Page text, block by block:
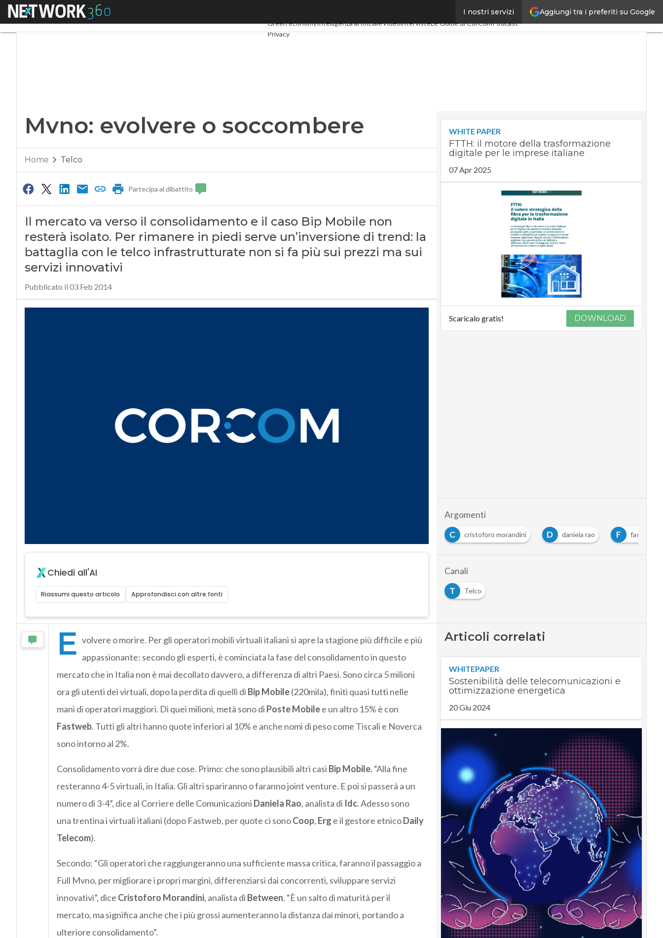
Aggiungi tra i preferiti su Google
I nostri servizi
Menu
PA Digitale
Green economyIntelligenza artificialeVideointervisteLe Guide di CorComPodcast
Privacy
Mvno: evolvere o soccombere
Home Telco
Partecipa al dibattito
Il mercato va verso il consolidamento e il caso Bip Mobile non
resterà isolato. Per rimanere in piedi serve un’inversione di trend: la
battaglia con le telco infrastrutturate non si fa più sui prezzi ma sui
servizi innovativi
Pubblicato il 03 Feb 2014
Chiedi all'AI
Riassumi questo articolo Approfondisci con altre fonti
E volvere o morire. Per gli operatori mobili virtuali italiani si apre la stagione più difficile e più
appassionante: secondo gli esperti, è cominciata la fase del consolidamento in questo
mercato che in Italia non è mai decollato davvero, a differenza di altri Paesi. Sono circa 5 milioni
ora gli utenti dei virtuali, dopo la perdita di quelli di Bip Mobile(220mila), finiti quasi tutti nelle
mani di operatori maggiori. Di quei milioni, metà sono di Poste Mobilee un altro 15% è con
Fastweb. Tutti gli altri hanno quote inferiori al 10% e anche nomi di peso come Tiscali e Noverca
sono intorno al 2%.
Consolidamento vorrà dire due cose. Primo: che sono plausibili altri casi Bip Mobile.“Alla fine
resteranno 4-5 virtuali, in Italia. Gli altri spariranno o faranno joint venture. E poi si passerà a un
numero di 3-4”, dice al Corriere delle Comunicazioni Daniela Rao, analista di Idc. Adesso sono
una trentina i virtuali italiani (dopo Fastweb, per quote ci sonoCoop, Erg e il gestore etnicoDaily
Telecom).
Secondo: “Gli operatori che raggiungeranno una sufficiente massa critica, faranno il passaggio a
Full Mvno, per migliorare i propri margini, differenziarsi dai concorrenti, sviluppare servizi
innovativi”, dice Cristoforo Morandini, analista di Between. “È un salto di maturità per il
mercato, ma significa anche che i più grossi aumenteranno la distanza dai minori, portando a
ulteriore consolidamento”.
WHITE PAPER
FTTH: il motore della trasformazione
digitale per le imprese italiane
07 Apr 2025
Scaricalo gratis! DOWNLOAD
Argomenti
D daniela rao F fastweb I M
Canali
T
Telco
Articoli correlati
WHITEPAPER
Sostenibilità delle telecomunicazioni e
ottimizzazione energetica
20 Giu 2024